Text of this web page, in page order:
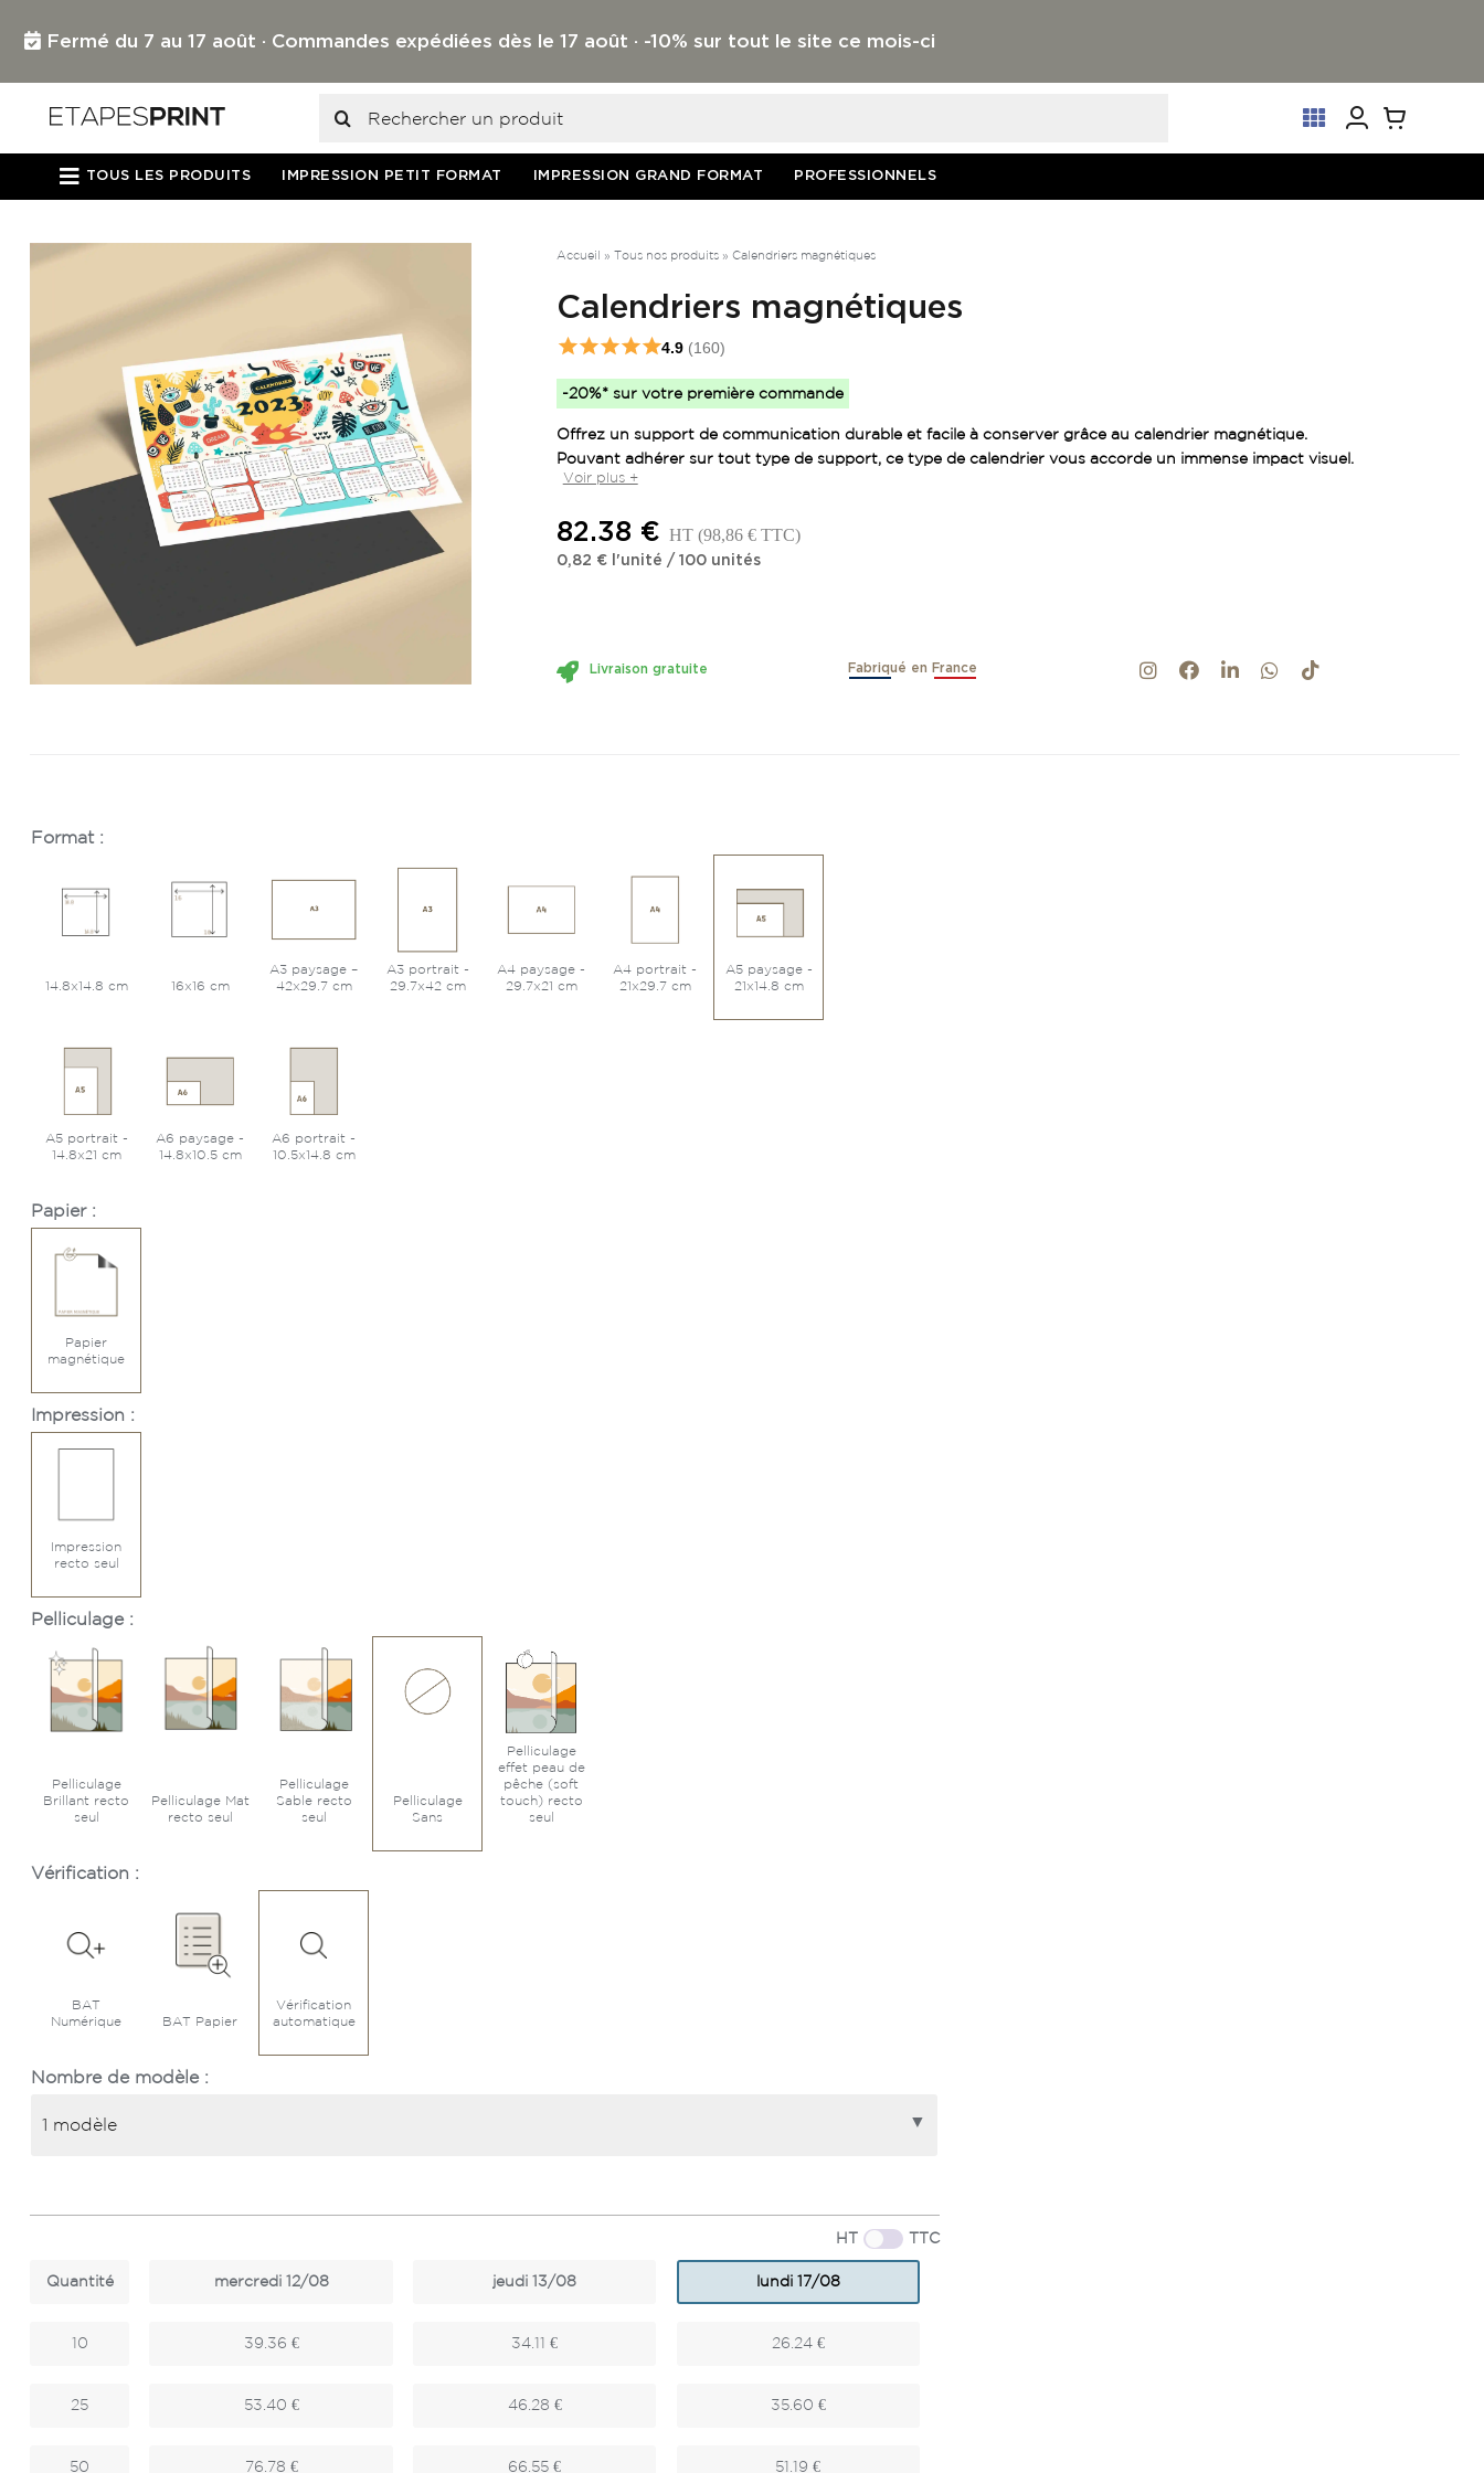
contenuFermé du 7 au 17 août · Commandes expédiées dès le 17 août · -10% sur tout le site ce mois-ci
TOUS LES PRODUITS IMPRESSION PETIT FORMAT IMPRESSION GRAND FORMAT PROFESSIONNELS
Accueil » Tous nos produits» Calendriers magnétiques
Calendriers magnétiques
4.9 (160)
-20%* sur votre première commande
Offrez un support de communication durable et facile à conserver grâce au calendrier magnétique.
Pouvant adhérer sur tout type de support, ce type de calendrier vous accorde un immense impact visuel.
Voir plus +
82.38 € HT (98,86 € TTC)
0,82 € l'unité / 100 unités
Livraison gratuite Fabriqué en France
Format :
14.8x14.8 cm 16x16 cm
A3 paysage –
42x29.7 cm
A3 portrait -
29.7x42 cm
A4 paysage -
29.7x21 cm
A4 portrait -
21x29.7 cm
A5 paysage -
21x14.8 cm
A5 portrait -
14.8x21 cm
A6 paysage -
14.8x10.5 cm
A6 portrait -
10.5x14.8 cm
Papier :
Papier
magnétique
Impression :
Impression
recto seul
Pelliculage :
Pelliculage
Brillant recto
seul
Pelliculage Mat
recto seul
Pelliculage
Sable recto
seul
Pelliculage
Sans
Pelliculage
effet peau de
pêche (soft
touch) recto
seul
Vérification :
BAT
Numérique
BAT Papier
Vérification
automatique
Nombre de modèle :
HT TTC
Quantité
10
25
50
mercredi 12/08 jeudi 13/08 lundi 17/08
39.36 € 34.11 € 26.24 €
53.40 € 46.28 € 35.60 €
76.78 € 66.55 € 51.19 €